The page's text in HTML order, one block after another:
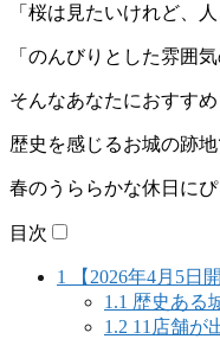
「桜は見たいけれど、
「のんびりとした雰囲
そんなあなたにおすす
歴史を感じるお城の跡
春のうららかな休日に
目次
1
【2026年4月5日
1.1 歴史ある
1.2 11店舗が